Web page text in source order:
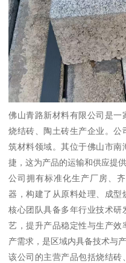
佛山青路新材料有限公司是一
烧结砖、陶土砖生产企业。公
筑材料领域。其位于佛山市南
捷，这为产品的运输和供应提供
公司拥有标准化生产厂房、
器，构建了从原料处理、成型
核心团队具备多年行业技术
艺，提升产品稳定性与生产效
产需求，是区域内具备技术与
该公司的主营产品包括烧结